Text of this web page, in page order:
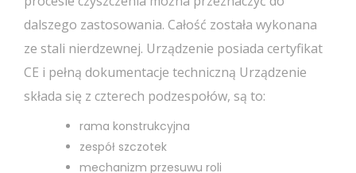
dalszego zastosowania. Całość została wykonana
ze stali nierdzewnej. Urządzenie posiada certyfikat
CE i pełną dokumentacje techniczną Urządzenie
składa się z czterech podzespołów, są to:
rama konstrukcyjna
zespół szczotek
mechanizm przesuwu roli